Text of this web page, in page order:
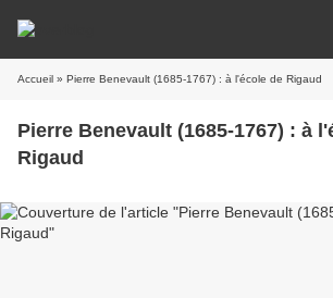
Accueil » Pierre Benevault (1685-1767) : à l'école de Rigaud
Pierre Benevault (1685-1767) : à
Rigaud